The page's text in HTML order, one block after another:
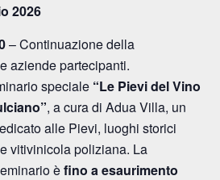
2026
– Continuazione della
aziende partecipanti.
speciale “Le Pievi del Vino
, a cura di Adua Villa, un
alle Pievi, luoghi storici
vitivinicola poliziana. La
èfino a esaurimento